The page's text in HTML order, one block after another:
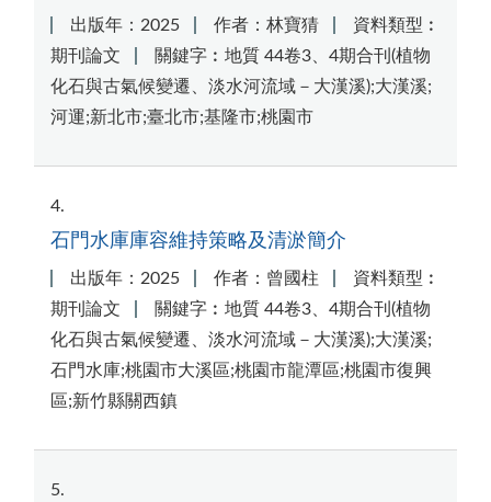
出版年：2025 作者：林寶猜
資料類型︰
期刊論文
關鍵字︰地質 44卷3、4期合刊(植物
化石與古氣候變遷、淡水河流域－大漢溪);大漢溪;
河運;新北市;臺北市;基隆市;桃園市
4
石門水庫庫容維持策略及清淤簡介
出版年：2025 作者：曾國柱
資料類型︰
期刊論文
關鍵字︰地質 44卷3、4期合刊(植物
化石與古氣候變遷、淡水河流域－大漢溪);大漢溪;
石門水庫;桃園市大溪區;桃園市龍潭區;桃園市復興
區;新竹縣關西鎮
5